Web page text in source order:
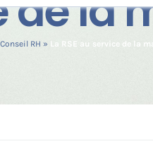
Conseil RH » La RSE au service de la